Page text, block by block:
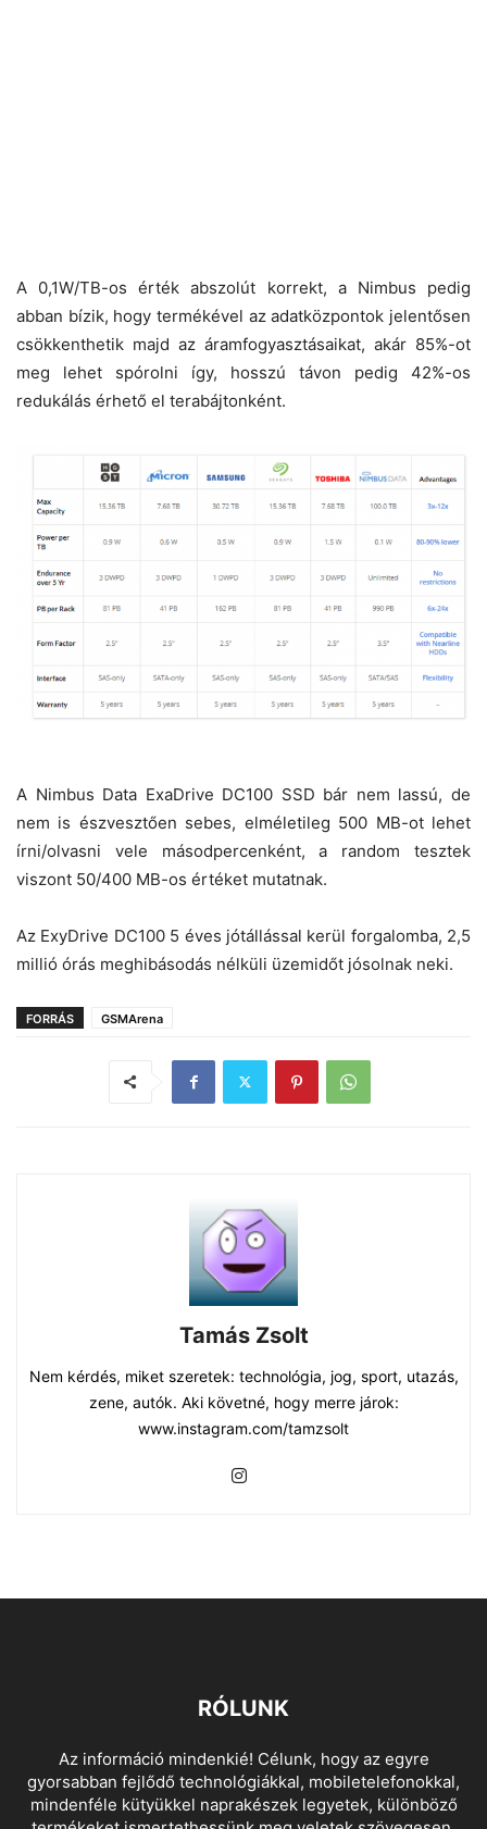
A 0,1W/TB-os érték abszolút korrekt, a Nimbus pedig
abban bízik, hogy termékével az adatközpontok jelentősen
csökkenthetik majd az áramfogyasztásaikat, akár 85%-ot
meg lehet spórolni így, hosszú távon pedig 42%-os
redukálás érhető el terabájtonként.
A Nimbus Data ExaDrive DC100 SSD bár nem lassú, de
nem is észvesztően sebes, elméletileg 500 MB-ot lehet
írni/olvasni vele másodpercenként, a random tesztek
viszont 50/400 MB-os értéket mutatnak.
Az ExyDrive DC100 5 éves jótállással kerül forgalomba, 2,5
millió órás meghibásodás nélküli üzemidőt jósolnak neki.
FORRÁS GSMArena
Tamás Zsolt
Nem kérdés, miket szeretek: technológia, jog, sport, utazás,
zene, autók. Aki követné, hogy merre járok:
www.instagram.com/tamzsolt
RÓLUNK
Az információ mindenkié! Célunk, hogy az egyre
gyorsabban fejlődő technológiákkal, mobiletelefonokkal,
mindenféle kütyükkel naprakészek legyetek, különböző